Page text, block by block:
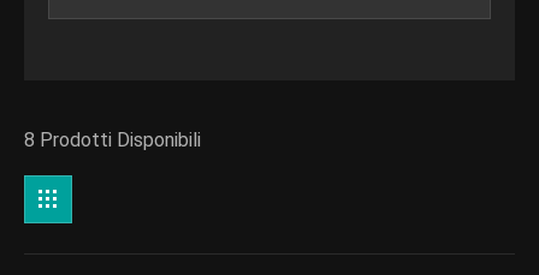
8 Prodotti Disponibili